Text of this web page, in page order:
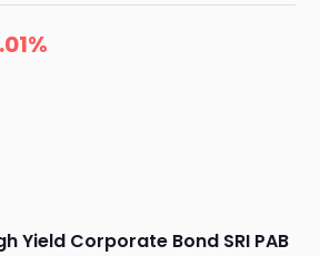
Yield Corporate Bond SRI PAB